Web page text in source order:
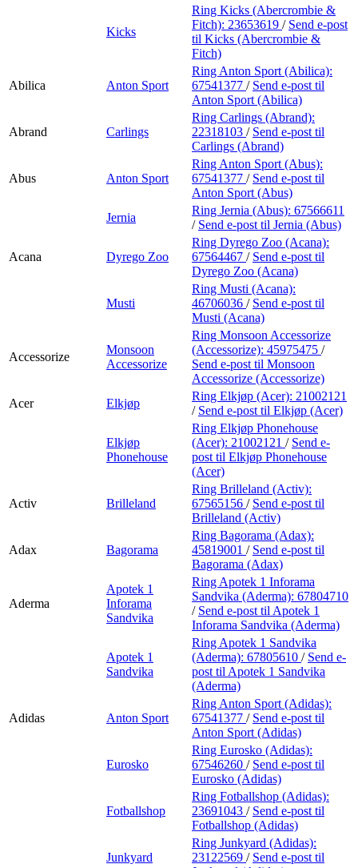
Kicks
Ring Kicks (Abercrombie &
Fitch): 23653619 / Send e-post
til Kicks (Abercrombie &
Fitch)
Abilica Anton Sport
Ring Anton Sport (Abilica):
67541377 / Send e-post til
Anton Sport (Abilica)
Abrand Carlings
Ring Carlings (Abrand):
22318103 / Send e-post til
Carlings (Abrand)
Abus Anton Sport
Ring Anton Sport (Abus):
67541377 / Send e-post til
Anton Sport (Abus)
Jernia
Ring Jernia (Abus): 67566611
/ Send e-post til Jernia (Abus)
Acana Dyrego Zoo
Ring Dyrego Zoo (Acana):
67564467 / Send e-post til
Dyrego Zoo (Acana)
Musti
Ring Musti (Acana):
46706036 / Send e-post til
Musti (Acana)
Accessorize
Monsoon
Accessorize
Ring Monsoon Accessorize
(Accessorize): 45975475 /
Send e-post til Monsoon
Accessorize (Accessorize)
Acer
Elkjøp
Ring Elkjøp (Acer): 21002121
/ Send e-post til Elkjøp (Acer)
Elkjøp
Phonehouse
Ring Elkjøp Phonehouse
(Acer): 21002121 / Send e-
post til Elkjøp Phonehouse
(Acer)
Activ Brilleland
Ring Brilleland (Activ):
67565156 / Send e-post til
Brilleland (Activ)
Adax Bagorama
Ring Bagorama (Adax):
45819001 / Send e-post til
Bagorama (Adax)
Aderma
Apotek 1
Inforama
Sandvika
Ring Apotek 1 Inforama
Sandvika (Aderma): 67804710
/ Send e-post til Apotek 1
Inforama Sandvika (Aderma)
Apotek 1
Sandvika
Ring Apotek 1 Sandvika
(Aderma): 67805610 / Send e-
post til Apotek 1 Sandvika
(Aderma)
Adidas Anton Sport
Ring Anton Sport (Adidas):
67541377 / Send e-post til
Anton Sport (Adidas)
Eurosko
Ring Eurosko (Adidas):
67546260 / Send e-post til
Eurosko (Adidas)
Fotballshop
Ring Fotballshop (Adidas):
23691043 / Send e-post til
Fotballshop (Adidas)
Junkyard
Ring Junkyard (Adidas):
23122569 / Send e-post til